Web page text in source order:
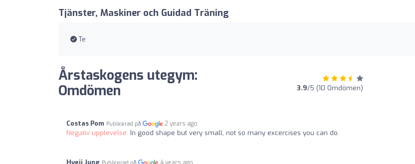
Tjänster, Maskiner och Guidad Träning
Te
Årstaskogens utegym:
Omdömen
3.9/5 (10 Omdömen)
Costas Pom Publicerad på 2 years ago
Negativ upplevelse: In good shape but very small, not so many excercises you can do.
Hyeji Jung